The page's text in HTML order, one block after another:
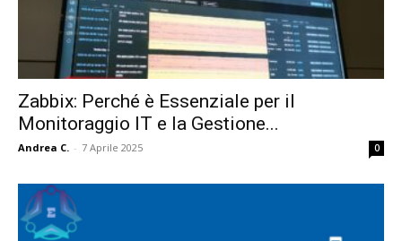
Zabbix: Perché è Essenziale per il
Monitoraggio IT e la Gestione...
Andrea C. - 7 Aprile 2025 0